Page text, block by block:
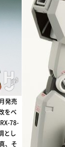
発売
をベ
78-
とし
、そ